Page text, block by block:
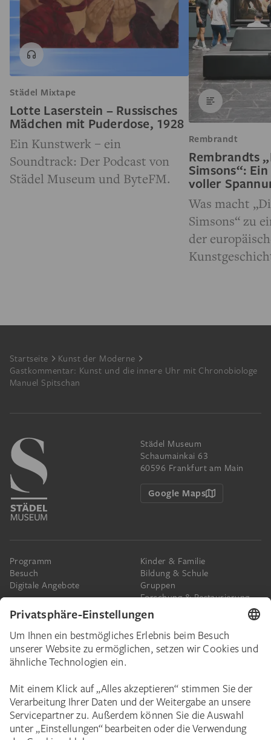
Städel Mixtape
Lotte Laserstein – Russisches
Mädchen mit Puderdose, 1928
Ein Kunstwerk – ein
Soundtrack: Der Podcast von
Städel Museum und ByteFM.
Rembrandt
Rembrandts
Simsons“:
voller
Was macht
Simsons“ zu
der
Footer
Startseite
Kunst der Moderne
Gastkommentar: Kunst und die innere Uhr mit Chronobiologe
Manuel Spitschan
Städel Museum
Schaumainkai 63
60596 Frankfurt am Main
Google Maps
Programm
Besuch
Digitale Angebote
Kinder & Familie
Bildung & Schule
Gruppen
Forschung & Restaurierung
Presse
Das Städel
Spenden
Schenkungen & Nachlass
Corporate Events
Städelverein
Karriere
Städel Stories
Newsletter